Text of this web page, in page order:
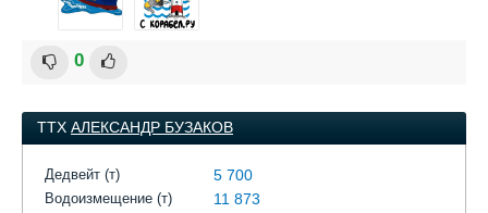
0
ТТХ АЛЕКСАНДР БУЗАКОВ
Дедвейт (т) 5 700
Водоизмещение (т) 11 873